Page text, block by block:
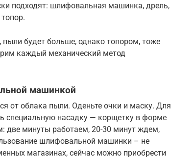
подходят: шлифовальная машинка, дрель,
пыли будет больше, однако топором, тоже
каждый механический метод
машинкой
от облака пыли. Оденьте очки и маску. Для
специальную насадку — корщетку в форме
две минуты работаем, 20-30 минут ждем,
шлифовальной машинки – не
магазинах, сейчас можно приобрести